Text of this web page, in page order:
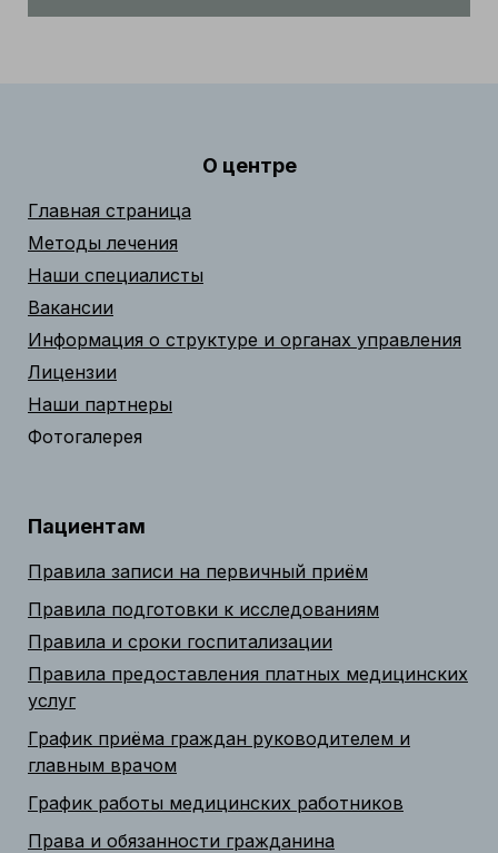
О центре
Главная страница
Методы лечения
Наши специалисты
Вакансии
Информация о структуре и органах управления
Лицензии
Наши партнеры
Фотогалерея
Пациентам
Правила записи на первичный приём
Правила подготовки к исследованиям
Правила и сроки госпитализации
Правила предоставления платных медицинских
услуг
График приёма граждан руководителем и
главным врачом
График работы медицинских работников
Права и обязанности гражданина